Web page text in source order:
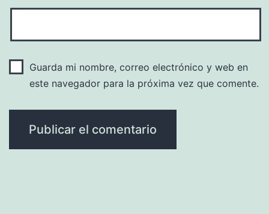
Guarda mi nombre, correo electrónico y web en
este navegador para la próxima vez que comente.